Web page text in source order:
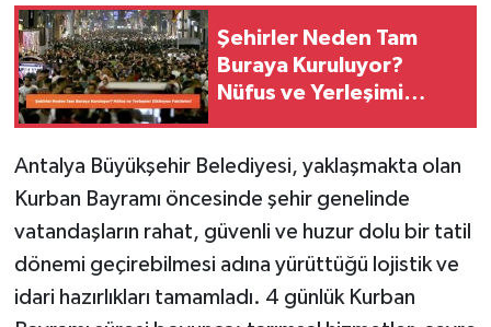
Şehirler Neden Tam
Buraya Kuruluyor?
Nüfus ve Yerleşimi
Antalya Büyükşehir Belediyesi, yaklaşmakta olan
Kurban Bayramı öncesinde şehir genelinde
vatandaşların rahat, güvenli ve huzur dolu bir tatil
dönemi geçirebilmesi adına yürüttüğü lojistik ve
idari hazırlıkları tamamladı. 4 günlük Kurban